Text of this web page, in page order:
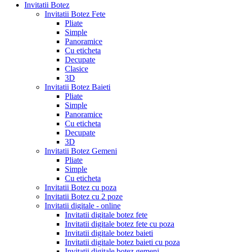
Invitatii Botez
Invitatii Botez Fete
Pliate
Simple
Panoramice
Cu eticheta
Decupate
Clasice
3D
Invitatii Botez Baieti
Pliate
Simple
Panoramice
Cu eticheta
Decupate
3D
Invitatii Botez Gemeni
Pliate
Simple
Cu eticheta
Invitatii Botez cu poza
Invitatii Botez cu 2 poze
Invitatii digitale - online
Invitatii digitale botez fete
Invitatii digitale botez fete cu poza
Invitatii digitale botez baieti
Invitatii digitale botez baieti cu poza